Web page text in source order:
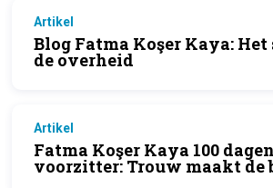
Artikel
Blog Fatma Koşer Kaya:
de overheid
Artikel
Fatma Koşer Kaya 100
voorzitter: Trouw maakt de